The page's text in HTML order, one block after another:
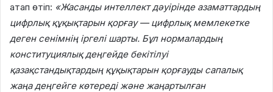
атап өтіп: «Жасанды интеллект дәуірінде азаматтардың
цифрлық құқықтарын қорғау — цифрлық мемлекетке
деген сенімнің іргелі шарты. Бұл нормалардың
конституциялық деңгейде бекітілуі
қазақстандықтардың құқықтарын қорғауды сапалық
жаңа деңгейге көтереді және жаңартылған